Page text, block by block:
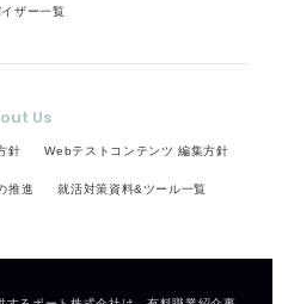
ザー一覧
Us
針 Webテストコンテンツ 編集方針
推進 就活対策資料&ツール一覧